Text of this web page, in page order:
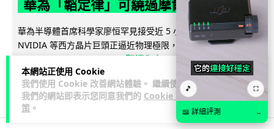
本網站正使用 Cookie
我們使用 Cookie 改善網站體驗。 繼續使用
我們的網站即表示您同意我們的 Cookie 政
策 。
華為「韜定律」可繞過摩爾定律瓶頸
華為半導體首席科學家廖恒罕見接受近 5 小時專訪，警告
NVIDIA 等西方晶片巨頭正逼近物理極限，傳統製程升級已失經
閱讀全文
1,554 596 ↗ 分享 🎵 ⛶
📖 詳細評測 →